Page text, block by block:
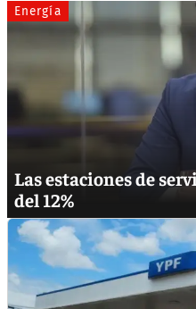
Energía
Las estaciones de
del 12%